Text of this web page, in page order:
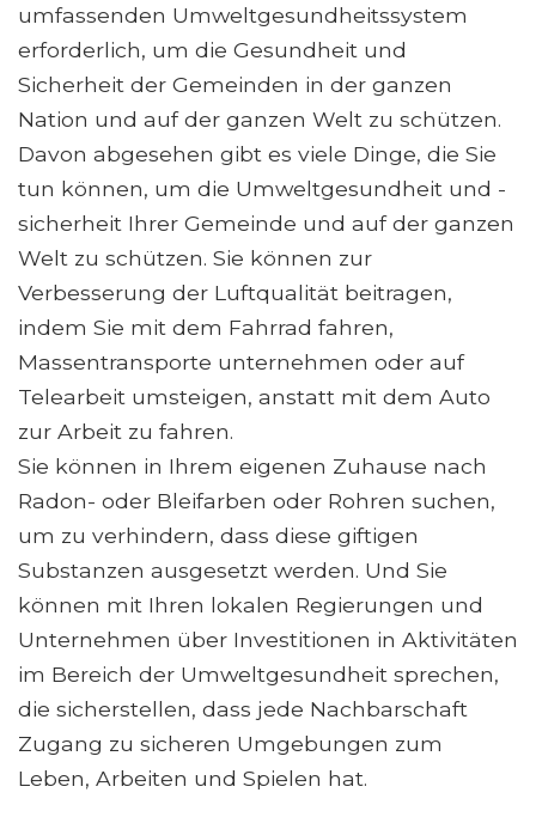
umfassenden Umweltgesundheitssystem
erforderlich, um die Gesundheit und
Sicherheit der Gemeinden in der ganzen
Nation und auf der ganzen Welt zu schützen.
Davon abgesehen gibt es viele Dinge, die Sie
tun können, um die Umweltgesundheit und -
sicherheit Ihrer Gemeinde und auf der ganzen
Welt zu schützen. Sie können zur
Verbesserung der Luftqualität beitragen,
indem Sie mit dem Fahrrad fahren,
Massentransporte unternehmen oder auf
Telearbeit umsteigen, anstatt mit dem Auto
zur Arbeit zu fahren.
Sie können in Ihrem eigenen Zuhause nach
Radon- oder Bleifarben oder Rohren suchen,
um zu verhindern, dass diese giftigen
Substanzen ausgesetzt werden. Und Sie
können mit Ihren lokalen Regierungen und
Unternehmen über Investitionen in Aktivitäten
im Bereich der Umweltgesundheit sprechen,
die sicherstellen, dass jede Nachbarschaft
Zugang zu sicheren Umgebungen zum
Leben, Arbeiten und Spielen hat.